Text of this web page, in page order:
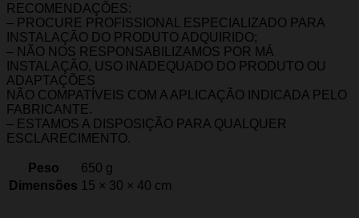
RECOMENDAÇÕES:
– PROCURE PROFISSIONAL ESPECIALIZADO PARA
INSTALAÇÃO DO PRODUTO ADQUIRIDO;
– NÃO NOS RESPONSABILIZAMOS POR MÁ
INSTALAÇÃO, USO INADEQUADO DO PRODUTO OU
ADAPTAÇÕES
NÃO COMPATÍVEIS COM A APLICAÇÃO INDICADA PELO
FABRICANTE.
– ESTAMOS A DISPOSIÇÃO PARA QUALQUER
ESCLARECIMENTO.
Peso
650 g
Dimensões 15 × 30 × 40 cm